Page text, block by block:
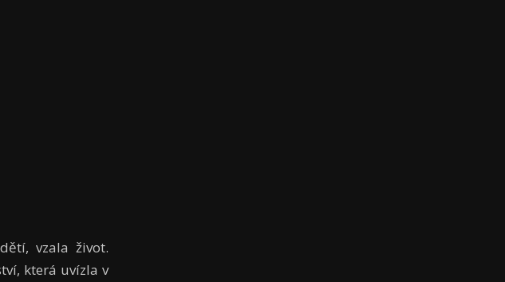
vzala život.
která uvízla v